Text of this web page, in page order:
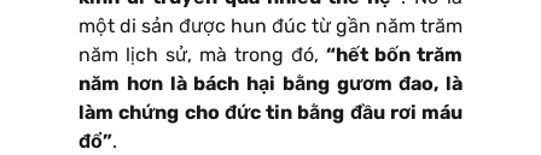
một di sản được hun đúc từ gần năm trăm
năm lịch sử, mà trong đó, “hết bốn trăm
năm hơn là bách hại bằng gươm đao, là
làm chứng cho đức tin bằng đầu rơi máu
đổ”.